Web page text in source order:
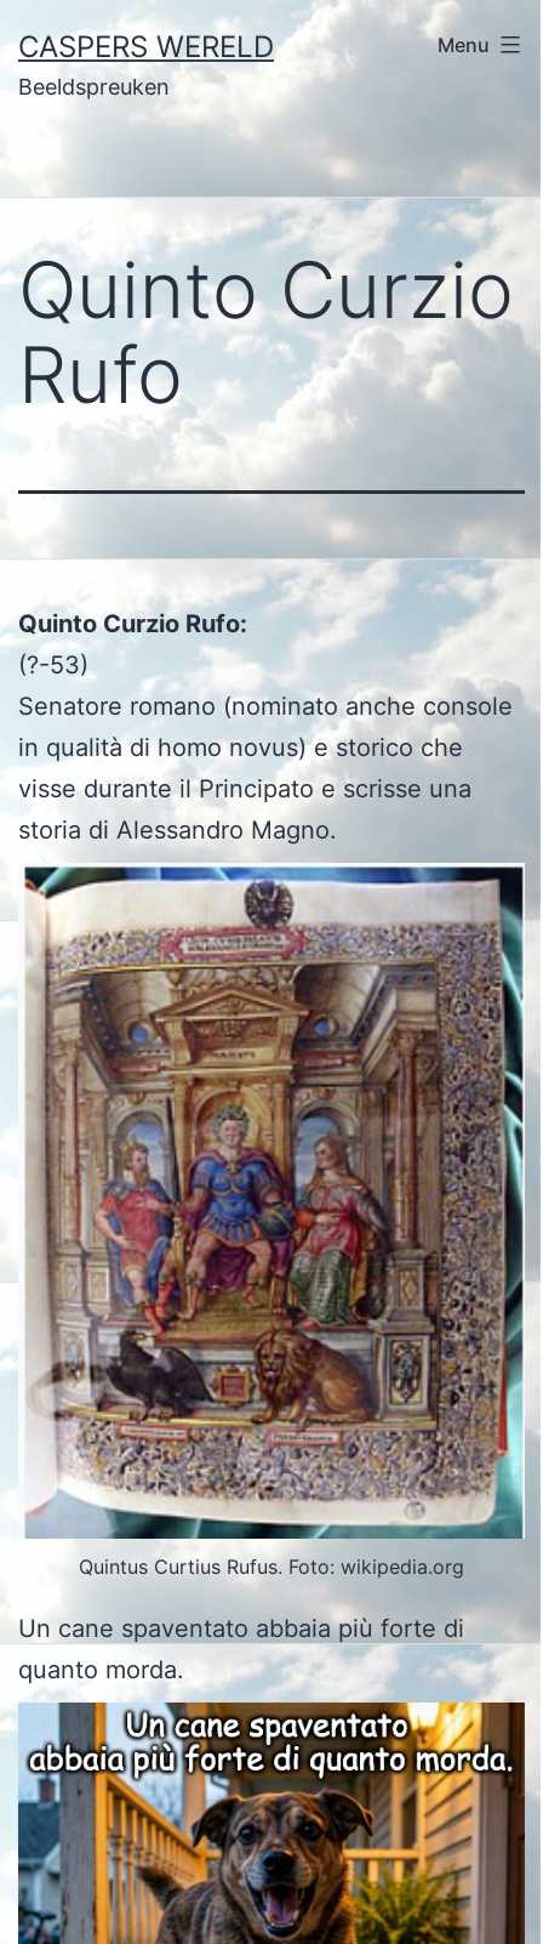
naar
de
CASPERS WERELD
Beeldspreuken
Menu
Quinto Curzio
Rufo
Quinto Curzio Rufo:
(?-53)
Senatore romano (nominato anche console
in qualità di homo novus) e storico che
visse durante il Principato e scrisse una
storia di Alessandro Magno.
Quintus Curtius Rufus. Foto: wikipedia.org
Un cane spaventato abbaia più forte di
quanto morda.